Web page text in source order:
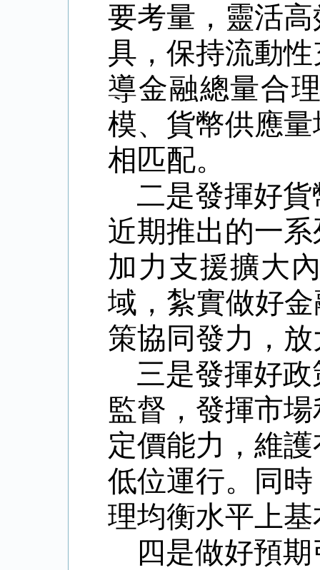
要考量，靈活
具，保持流動
導金融總量合
模、貨幣供應
相匹配。
二是發揮好
近期推出的一
加力支援擴大
域，紮實做好
策協同發力，
三是發揮好
監督，發揮市
定價能力，維
低位運行。同
理均衡水平上
四是做好預